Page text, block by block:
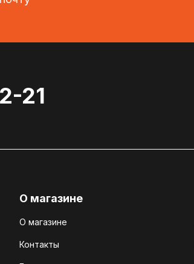
21
О магазине
О магазине
Контакты